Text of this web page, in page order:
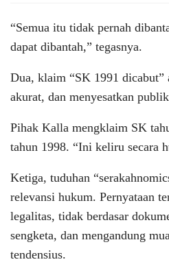
“Semua itu tidak pernah
dapat dibantah,” tegasnya.
Dua, klaim “SK 1991 dicabut”
akurat, dan menyesatkan
Pihak Kalla mengklaim SK
tahun 1998. “Ini keliru secara
Ketiga, tuduhan
relevansi hukum. Pernyataan
legalitas, tidak berdasar
sengketa, dan mengandung
tendensius.